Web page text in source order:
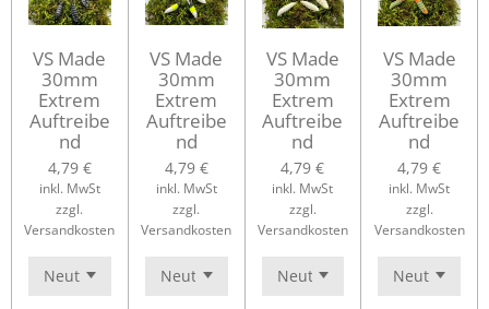
VS Made
30mm
Extrem
Auftreibe
nd
4,79 €
inkl. MwSt
zzgl.
Versandkosten
VS Made
30mm
Extrem
Auftreibe
nd
4,79 €
inkl. MwSt
zzgl.
Versandkosten
VS Made
30mm
Extrem
Auftreibe
nd
4,79 €
inkl. MwSt
zzgl.
Versandkosten
VS Made
30mm
Extrem
Auftreibe
nd
4,79 €
inkl. MwSt
zzgl.
Versandkosten